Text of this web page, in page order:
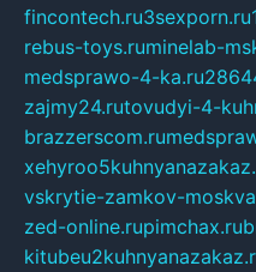
fincontech.ru3sexporn.ru
rebus-toys.ruminelab-
medsprawo-4-ka.ru
zajmy24.rutovudyi-4-
brazzerscom.ru
vskrytie-zamkov-
zed-online.rupimchax.ru